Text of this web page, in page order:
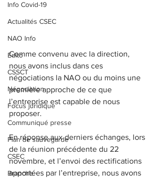
Info Covid-19
Actualités CSEC
NAO Info
Edito
CSSCT
Négociation
Focus juridique
Communiqué presse
Plan de sauvegarde
CSEC
Branche
Comme convenu avec la direction,
nous avons inclus dans ces
négociations la NAO ou du moins une
première approche de ce que
l’entreprise est capable de nous
proposer.
En réponse aux derniers échanges, lors
de la réunion précédente du 22
novembre, et l’envoi des rectifications
apportées par l’entreprise, nous avons